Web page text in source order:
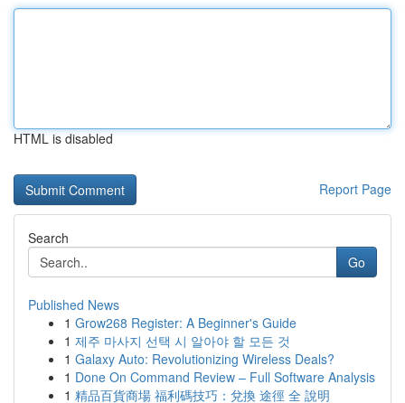
HTML is disabled
Report Page
Search
Go
Published News
1 Grow268 Register: A Beginner's Guide
1 제주 마사지 선택 시 알아야 할 모든 것
1 Galaxy Auto: Revolutionizing Wireless Deals?
1 Done On Command Review – Full Software Analysis
1 精品百貨商場 福利碼技巧：兌換 途徑 全 說明